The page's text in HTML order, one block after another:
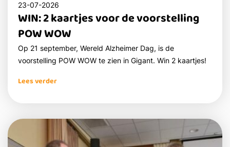
23-07-2026
WIN: 2 kaartjes voor de voorstelling
POW WOW
Op 21 september, Wereld Alzheimer Dag, is de
voorstelling POW WOW te zien in Gigant. Win 2 kaartjes!
Lees verder